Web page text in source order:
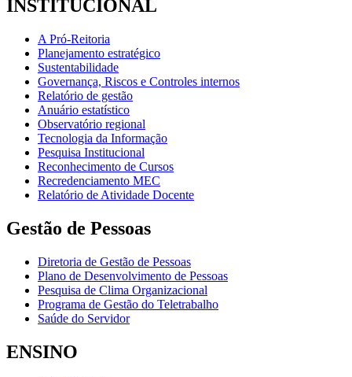
INSTITUCIONAL
A Pró-Reitoria
Planejamento estratégico
Sustentabilidade
Governança, Riscos e Controles internos
Relatório de gestão
Anuário estatístico
Observatório regional
Tecnologia da Informação
Pesquisa Institucional
Reconhecimento de Cursos
Recredenciamento MEC
Relatório de Atividade Docente
Gestão de Pessoas
Diretoria de Gestão de Pessoas
Plano de Desenvolvimento de Pessoas
Pesquisa de Clima Organizacional
Programa de Gestão do Teletrabalho
Saúde do Servidor
ENSINO